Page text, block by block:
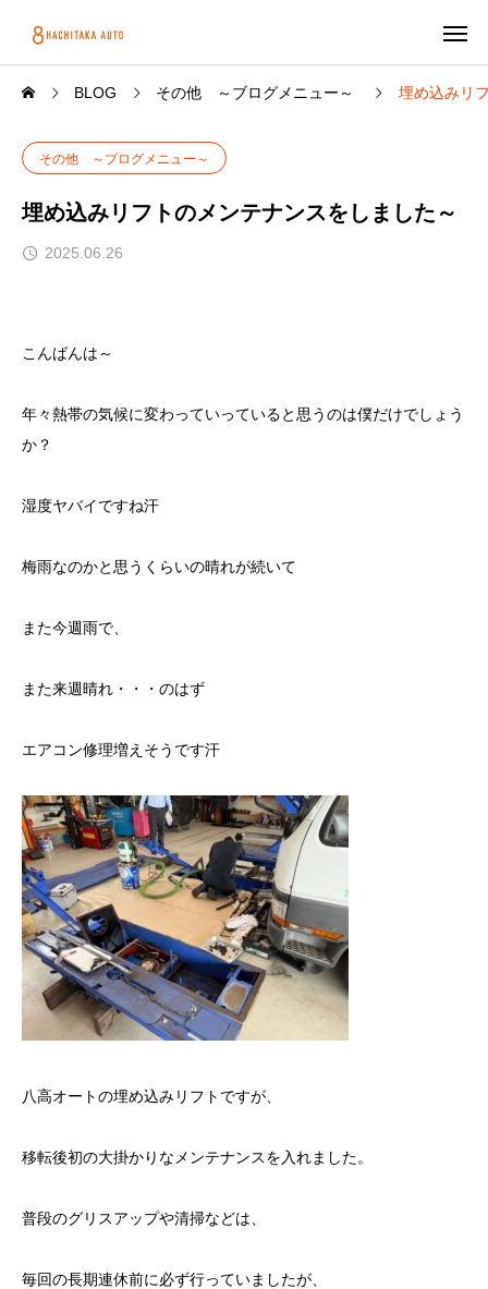
BLOG その他 ～ブログメニュー～ 埋め込みリ
その他 ～ブログメニュー～
埋め込みリフトのメンテナンスをしました～
2025.06.26
こんばんは～
年々熱帯の気候に変わっていっていると思うのは僕だけでしょう
か？
湿度ヤバイですね汗
梅雨なのかと思うくらいの晴れが続いて
また今週雨で、
また来週晴れ・・・のはず
エアコン修理増えそうです汗
八高オートの埋め込みリフトですが、
移転後初の大掛かりなメンテナンスを入れました。
普段のグリスアップや清掃などは、
毎回の長期連休前に必ず行っていましたが、